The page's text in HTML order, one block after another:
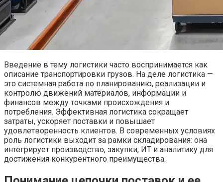
Введение в тему логистики часто воспринимается как
описание транспортировки грузов. На деле логистика —
это системная работа по планированию, реализации и
контролю движений материалов, информации и
финансов между точками происхождения и
потребления. Эффективная логистика сокращает
затраты, ускоряет поставки и повышает
удовлетворенность клиентов. В современных условиях
роль логистики выходит за рамки складирования: она
интегрирует производство, закупки, ИТ и аналитику для
достижения конкурентного преимущества.